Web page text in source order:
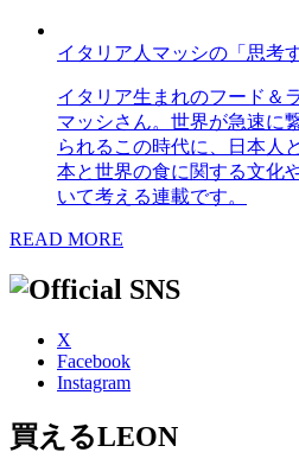
イタリア人マッシの「思考
イタリア生まれのフード＆
マッシさん。世界が急速に
られるこの時代に、日本人
本と世界の食に関する文化
いて考える連載です。
READ MORE
X
Facebook
Instagram
買えるLEON